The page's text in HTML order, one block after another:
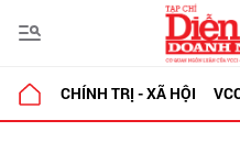
CHÍNH TRỊ - XÃ HỘI